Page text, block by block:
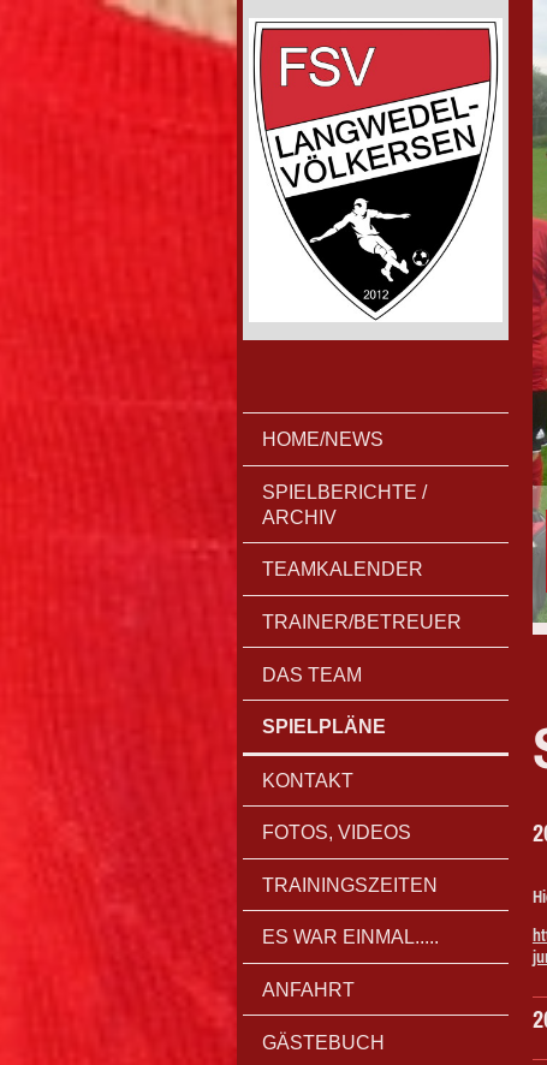
HOME/NEWS
SPIELBERICHTE /
ARCHIV
TEAMKALENDER
TRAINER/BETREUER
DAS TEAM
SPIELPLÄNE
KONTAKT
FOTOS, VIDEOS
TRAININGSZEITEN
ES WAR EINMAL.....
ANFAHRT
GÄSTEBUCH